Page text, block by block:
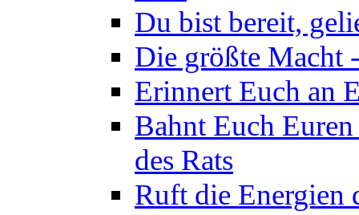
Du bist bereit,
Die größte Macht
Erinnert Euch an
Bahnt Euch
des Rats
Ruft die Energien